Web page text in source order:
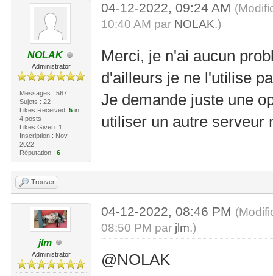
NOLAK
Administrator
Messages : 567
Sujets : 22
Likes Received: 5in
4 posts
Likes Given: 1
Inscription : Nov
2022
Réputation : 6
04-12-2022, 09:24 AM
10:40 AM par NOLAK.)
Merci, je n'ai aucun
d'ailleurs je ne l'utilise
Je demande juste une
utiliser un autre serveur
Trouver
jlm
Administrator
04-12-2022, 08:46 PM
08:50 PM par jlm.)
@NOLAK